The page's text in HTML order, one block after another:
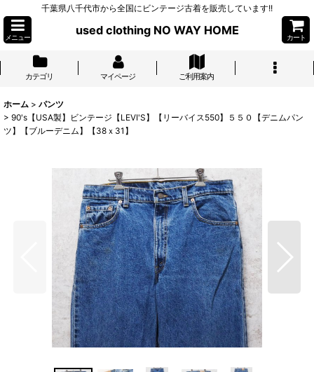
千葉県八千代市から全国にビンテージ古着を販売しています!!
メニュー
used clothing NO WAY HOME
カート
カテゴリ マイページ ご利用案内
ホーム > パンツ
> 90's【USA製】ビンテージ【LEVI'S】【リーバイス550】５５０【デニムパン
ツ】【ブルーデニム】【38ｘ31】